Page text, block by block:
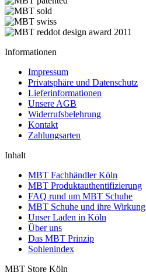
Informationen
Impressum
Privatsphäre und Datenschutz
Lieferinformationen
Unsere AGB
Widerrufsbelehrung
Kontakt
Zahlungsarten
Inhalt
MBT Fachhändler Köln
MBT Produktauthentifizierung
FAQ rund um MBT Schuhe
MBT Schuhe und ihre Wirkung
Unser Laden in Köln
Über uns
Das MBT Prinzip
Sohlenindex
MBT Store Köln